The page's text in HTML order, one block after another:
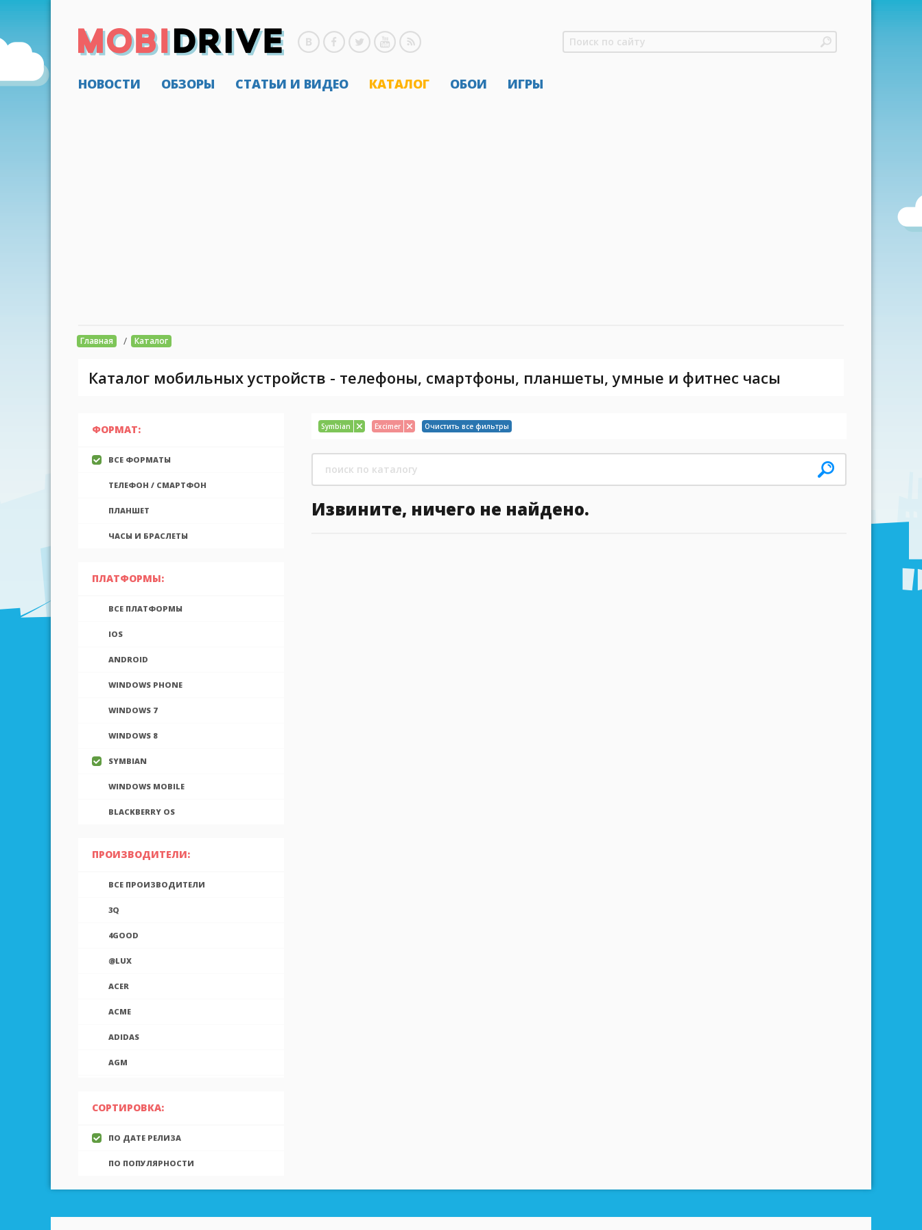
НОВОСТИ ОБЗОРЫ СТАТЬИ И ВИДЕО КАТАЛОГ ОБОИ ИГРЫ
Главная / Каталог
Каталог мобильных устройств - телефоны, смартфоны, планшеты, умные и фитнес часы
ФОРМАТ:
ВСЕ ФОРМАТЫ
ТЕЛЕФОН / СМАРТФОН
ПЛАНШЕТ
ЧАСЫ И БРАСЛЕТЫ
ПЛАТФОРМЫ:
ВСЕ ПЛАТФОРМЫ
IOS
ANDROID
WINDOWS PHONE
WINDOWS 7
WINDOWS 8
SYMBIAN
WINDOWS MOBILE
BLACKBERRY OS
ПРОИЗВОДИТЕЛИ:
ВСЕ ПРОИЗВОДИТЕЛИ
3Q
4GOOD
@LUX
ACER
ACME
ADIDAS
AGM
AIGO
AINOL
AIRON
ALCATEL
ALLVIEW
СОРТИРОВКА:
ПО ДАТЕ РЕЛИЗА
ПО ПОПУЛЯРНОСТИ
Symbian Excimer Очистить все фильтры
Извините, ничего не найдено.